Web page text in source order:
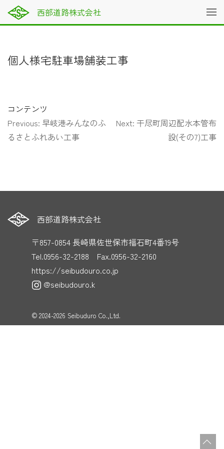
西部道路株式会社
個人様宅駐車場舗装工事
コンテンツ
投
稿
ー
ョ
ン
Previous: 早岐港みんなのふ
るさとふれあい工事
Next: 干尽町周辺配水本管布
設(その7)工事
西部道路株式会社
〒857-0854 長崎県佐世保市福石町4番19号
Tel.0956-32-2188 Fax.0956-32-2160
https://seibudouro.co.jp
@seibudouro.k
© 2024-2026 Seibuduro Co.,Ltd.